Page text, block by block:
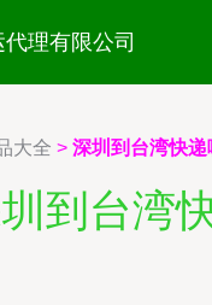
理有限公司
大全 > 深圳到台湾快
到台湾